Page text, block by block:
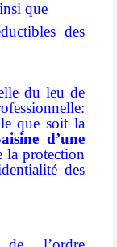
que
des
du leu de
que soit la
d’une
la protection
des